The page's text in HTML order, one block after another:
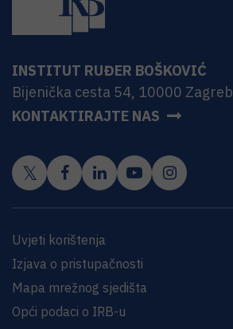
INSTITUT RUĐER BOŠKOVIĆ
Bijenička cesta 54, 10000 Zagreb
KONTAKTIRAJTE NAS
Uvjeti korištenja
Izjava o pristupačnosti
Mapa mrežnog sjedišta
Opći podaci o IRB-u